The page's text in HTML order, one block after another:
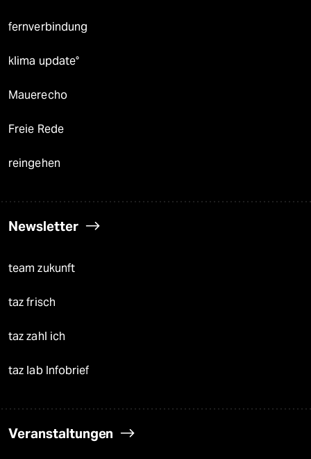
fernverbindung
klima update°
Mauerecho
Freie Rede
reingehen
Newsletter
team zukunft
taz frisch
taz zahl ich
taz lab Infobrief
Veranstaltungen